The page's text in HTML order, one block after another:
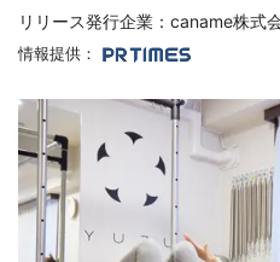
リリース発行企業：caname株式
情報提供：